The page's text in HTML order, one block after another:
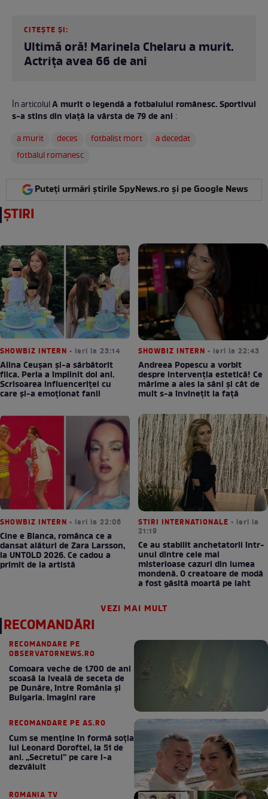
CITEȘTE ȘI:
Ultimă oră! Marinela Chelaru a murit.
Actrița avea 66 de ani
În articolulA murit o legendă a fotbalului românesc. Sportivul
s-a stins din viață la vârsta de 79 de ani :
a murit
deces fotbalist mort
a decedat
fotbalul romanesc
Puteți urmări știrile SpyNews.ro și pe Google News
ȘTIRI
SHOWBIZ INTERN • ieri la 23:14
Alina Ceușan și-a sărbătorit
fiica. Perla a împlinit doi ani.
Scrisoarea influenceriței cu
care și-a emoționat fanii
SHOWBIZ INTERN • ieri la 22:43
Andreea Popescu a vorbit
despre intervenția estetică! Ce
mărime a ales la sâni și cât de
mult s-a învinețit la față
SHOWBIZ INTERN • ieri la 22:06
Cine e Bianca, românca ce a
dansat alături de Zara Larsson,
la UNTOLD 2026. Ce cadou a
primit de la artistă
STIRI INTERNATIONALE • ieri la
21:19
Ce au stabilit anchetatorii într-
unul dintre cele mai
misterioase cazuri din lumea
mondenă. O creatoare de modă
a fost găsită moartă pe iaht
VEZI MAI MULT
RECOMANDĂRI
RECOMANDARE PE
OBSERVATORNEWS.RO
Comoara veche de 1.700 de ani
scoasă la iveală de seceta de
pe Dunăre, între România şi
Bulgaria. Imagini rare
RECOMANDARE PE AS.RO
Cum se menţine în formă soţia
lui Leonard Doroftei, la 51 de
ani. „Secretul” pe care l-a
dezvăluit
ROMANIA TV